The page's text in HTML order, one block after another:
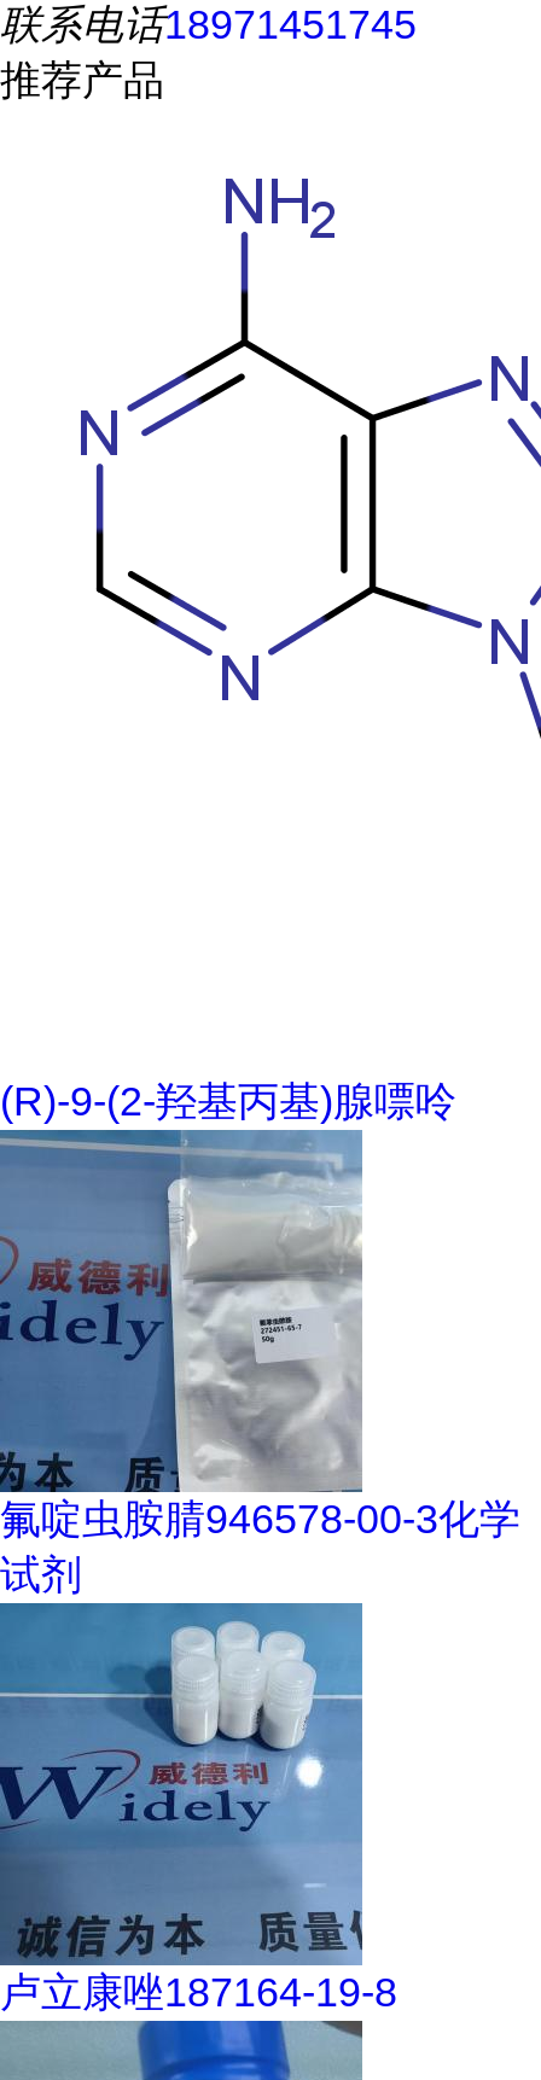
联系电话18971451745
推荐产品
(R)-9-(2-羟基丙基)腺嘌呤
氟啶虫胺腈946578-00-3化学
试剂
卢立康唑187164-19-8